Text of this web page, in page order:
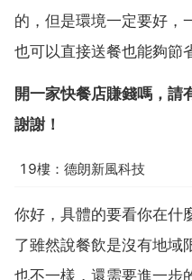
的，但是環境一定要好，
也可以直接送餐也能夠節
開一家快餐店賺錢嗎，請
謝謝！
19樓：德朗新風科技
你好，具體的要看你在什
了雖然說餐飲是沒有地域
也不一樣，還需要進一步